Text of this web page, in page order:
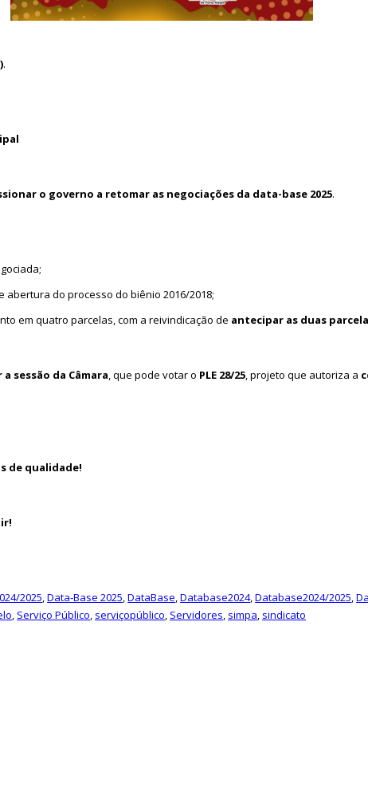
.
o governo a retomar as negociações da data-base 2025.
abertura do processo do biênio 2016/2018;
em quatro parcelas, com a reivindicação de antecipar as duas
sessão da Câmara, que pode votar o PLE 28/25, projeto que autoriza a
de qualidade!
2025,Data-Base 2025,DataBase,Database2024,Database2024/2025,
, Serviço Público, serviçopúblico, Servidores, simpa, sindicato